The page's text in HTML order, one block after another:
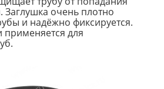
Заглушка очень плотно
и надёжно фиксируется.
применяется для